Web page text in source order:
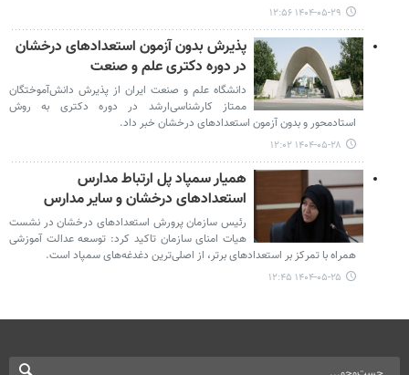
۱۴۰۴-۰۵-۲۹ ۱۲:۵۶
پذیرش بدون آزمون استعدادهای درخشان
در دوره دکتری علم و صنعت
دانشگاه علم و صنعت ایران از پذیرش دانش‌آموختگان
ممتاز کارشناسی‌ارشد در دوره دکتری به روش
استادمحور و بدون آزمون استعدادهای درخشان خبر داد.
۱۴۰۴-۰۵-۲۸ ۱۲:۰۲
همیار سمپاد پل ارتباط مدارس
استعدادهای درخشان و سایر مدارس
رئیس سازمان پرورش استعدادهای درخشان در نشست
هیات امنای سازمان تاکید کرد: توسعه عدالت آموزشی
همراه با تمرکز بر استعدادهای برتر، از اصلی‌ترین دغدغه‌های سمپاد است.
۱۴۰۴-۰۵-۲۵ ۱۲:۴۵